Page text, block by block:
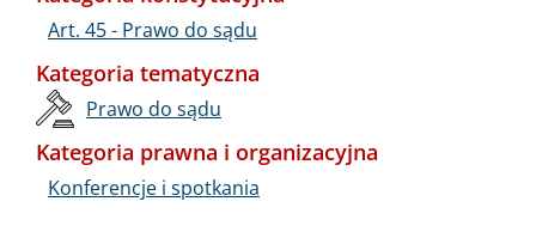
Art. 45 - Prawo do sądu
Kategoria tematyczna
Prawo do sądu
Kategoria prawna i organizacyjna
Konferencje i spotkania